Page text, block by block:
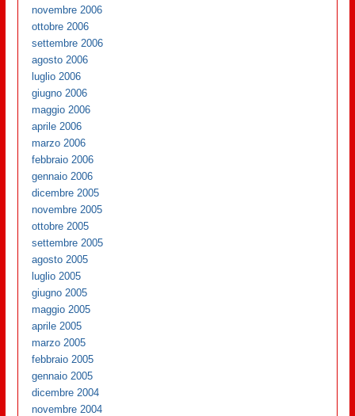
novembre 2006
ottobre 2006
settembre 2006
agosto 2006
luglio 2006
giugno 2006
maggio 2006
aprile 2006
marzo 2006
febbraio 2006
gennaio 2006
dicembre 2005
novembre 2005
ottobre 2005
settembre 2005
agosto 2005
luglio 2005
giugno 2005
maggio 2005
aprile 2005
marzo 2005
febbraio 2005
gennaio 2005
dicembre 2004
novembre 2004